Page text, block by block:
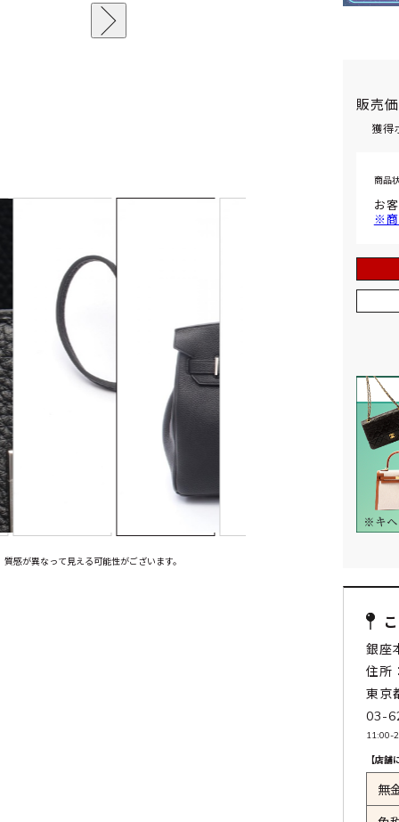
感が異なって見える可能性がございます。
販売
獲得
商品
お
※商
銀座
住所
東京
03-
11:00-
【店
無